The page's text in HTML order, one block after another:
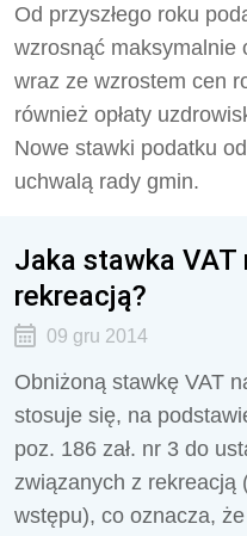
Od przyszłego roku
wzrosnąć maksymalnie
wraz ze wzrostem cen
również opłaty
Nowe stawki podatku
uchwalą rady gmin.
Jaka stawka VAT
rekreacją?
09 gru 2014
Obniżoną stawkę VAT
stosuje się, na
poz. 186 zał. nr 3 do
związanych z rekreacją
wstępu), co oznacza,